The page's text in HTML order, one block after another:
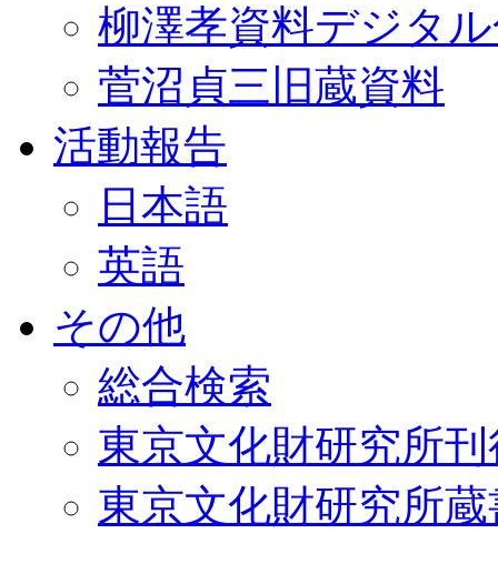
柳澤孝資料デジタ
菅沼貞三旧蔵資料
活動報告
日本語
英語
その他
総合検索
東京文化財研究所
東京文化財研究所